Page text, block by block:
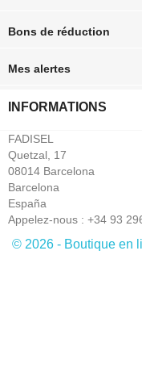
Bons de réduction
Mes alertes
INFORMATIONS
FADISEL
Quetzal, 17
08014 Barcelona
Barcelona
España
Appelez-nous : +34 93
© 2026 - Boutique en